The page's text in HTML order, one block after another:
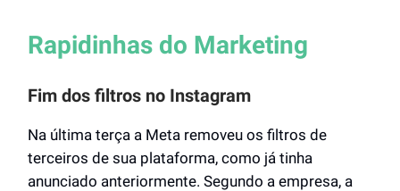
Rapidinhas do Marketing
Fim dos filtros no Instagram
Na última terça a Meta removeu os filtros de
terceiros de sua plataforma, como já tinha
anunciado anteriormente. Segundo a empresa, a